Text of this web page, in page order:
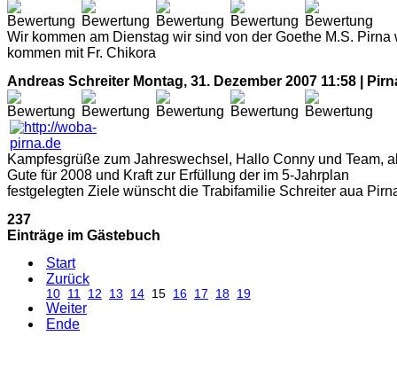
Wir kommen am Dienstag wir sind von der Goethe M.S. Pirna
kommen mit Fr. Chikora
Andreas Schreiter Montag, 31. Dezember 2007 11:58 |
Kampfesgrüße zum Jahreswechsel, Hallo Conny und Team,
Gute für 2008 und Kraft zur Erfüllung der im 5-Jahrplan
festgelegten Ziele wünscht die Trabifamilie Schreiter aua
237
Einträge im Gästebuch
Start
Zurück
10 11 12 13 14 15 16 17 18 19
Weiter
Ende